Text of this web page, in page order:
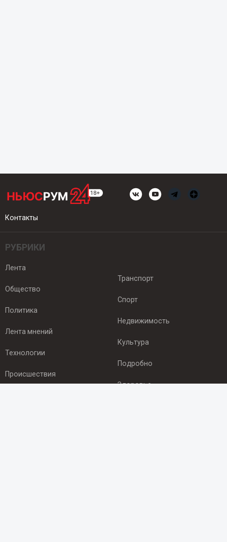
Контакты
РУБРИКИ
Лента
Общество
Политика
Лента мнений
Технологии
Происшествия
Транспорт
Спорт
Недвижимость
Культура
Подробно
Здоровье